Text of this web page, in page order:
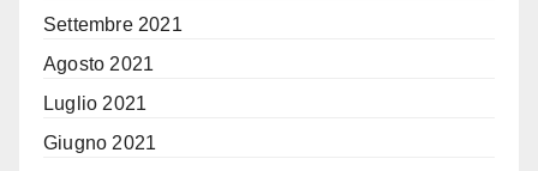
Settembre 2021
Agosto 2021
Luglio 2021
Giugno 2021